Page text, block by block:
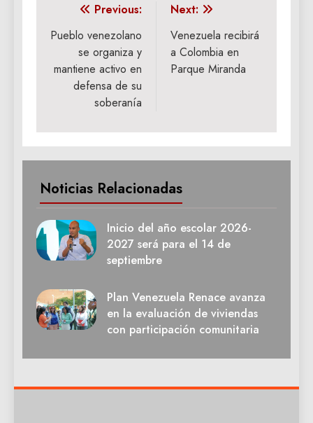
Navegación
de
entradas
Previous:
Pueblo venezolano
se organiza y
mantiene activo en
defensa de su
soberanía
Next:
Venezuela recibirá
a Colombia en
Parque Miranda
Noticias Relacionadas
Inicio del año escolar 2026-
2027 será para el 14 de
septiembre
Plan Venezuela Renace avanza
en la evaluación de viviendas
con participación comunitaria